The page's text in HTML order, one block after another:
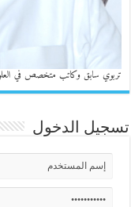
تربوي سابق وكاتب متخصص في
تسجيل الدخول